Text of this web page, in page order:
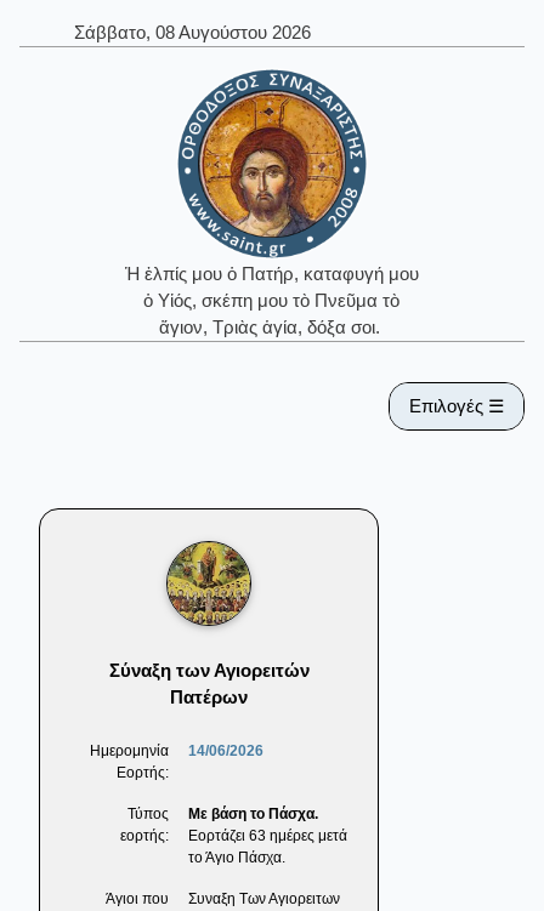
Σάββατο, 08 Αυγούστου 2026
Ἡ ἐλπίς μου ὁ Πατήρ, καταφυγή μου
ὁ Υἱός, σκέπη μου τὸ Πνεῦμα τὸ
ἅγιον, Τριὰς ἁγία, δόξα σοι.
Επιλογές ☰
Σύναξη των Αγιορειτών
Πατέρων
Ημερομηνία
Εορτής:
14/06/2026
Τύπος
εορτής:
Με βάση το Πάσχα.
Εορτάζει 63 ημέρες μετά
το Άγιο Πάσχα.
Άγιοι που
Συναξη Των Αγιορειτων